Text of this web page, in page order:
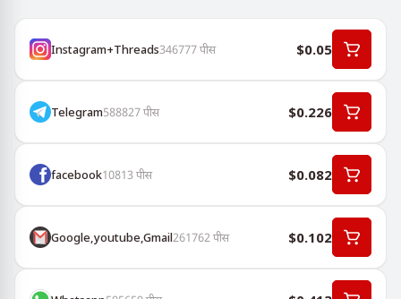
Instagram+Threads346777पीस $0.05
Telegram588827पीस $0.226
facebook10813पीस $0.082
Google,youtube,Gmail261762 पीस $0.102